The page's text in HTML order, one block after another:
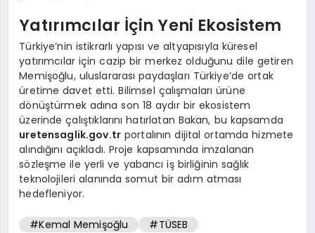
Yatırımcılar İçin Yeni Ekosistem
Türkiye’nin istikrarlı yapısı ve altyapısıyla küresel
yatırımcılar için cazip bir merkez olduğunu dile getiren
Memişoğlu, uluslararası paydaşları Türkiye’de ortak
üretime davet etti. Bilimsel çalışmaları ürüne
dönüştürmek adına son 18 aydır bir ekosistem
üzerinde çalıştıklarını hatırlatan Bakan, bu kapsamda
uretensaglik.gov.tr portalının dijital ortamda hizmete
alındığını açıkladı. Proje kapsamında imzalanan
sözleşme ile yerli ve yabancı iş birliğinin sağlık
teknolojileri alanında somut bir adım atması
hedefleniyor.
#Kemal Memişoğlu #TÜSEB